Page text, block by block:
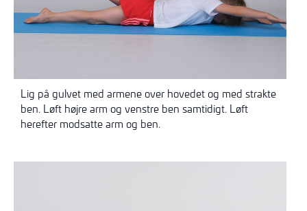
Lig på gulvet med armene over hovedet og med strakte
ben. Løft højre arm og venstre ben samtidigt. Løft
herefter modsatte arm og ben.